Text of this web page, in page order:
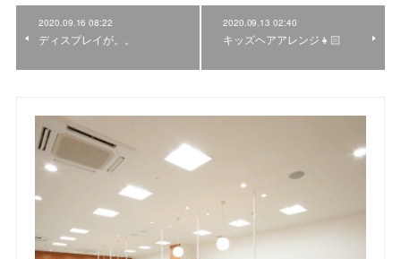
2020.09.16 08:22
ディスプレイが。。
2020.09.13 02:40
キッズヘアアレンジ👧🏻